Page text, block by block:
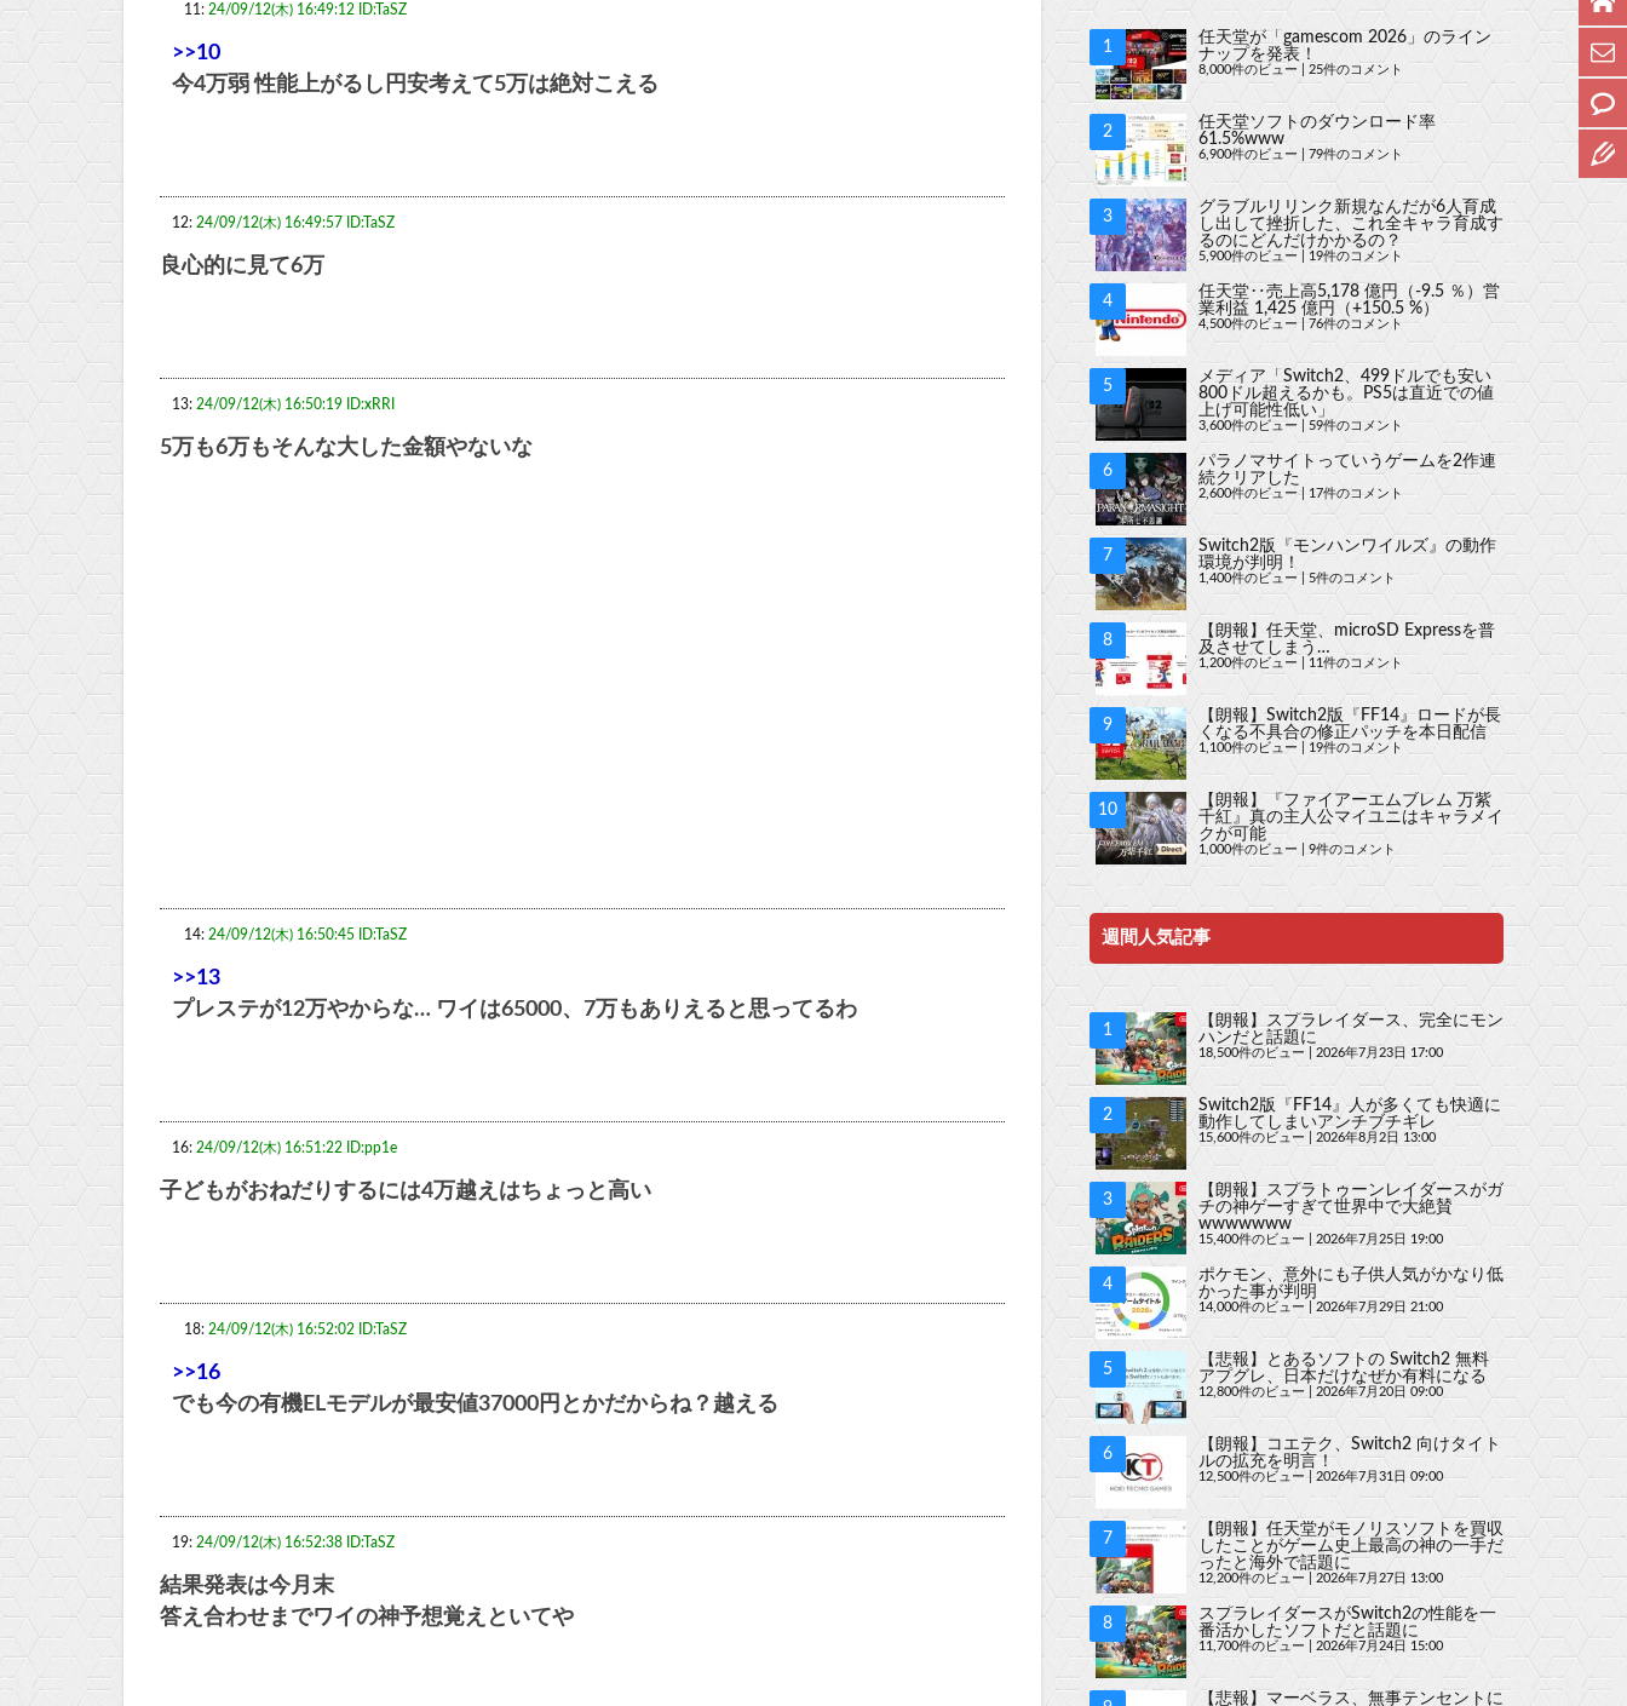
11: 24/09/12(木) 16:49:12 ID:TaSZ
>>10
今4万弱 性能上がるし円安考えて5万は絶対こえる
12: 24/09/12(木) 16:49:57 ID:TaSZ
良心的に見て6万
13: 24/09/12(木) 16:50:19 ID:xRRI
5万も6万もそんな大した金額やないな
14: 24/09/12(木) 16:50:45 ID:TaSZ
>>13
プレステが12万やからな… ワイは65000、7万もありえると思ってるわ
16: 24/09/12(木) 16:51:22 ID:pp1e
子どもがおねだりするには4万越えはちょっと高い
18: 24/09/12(木) 16:52:02 ID:TaSZ
>>16
でも今の有機ELモデルが最安値37000円とかだからね？越える
19: 24/09/12(木) 16:52:38 ID:TaSZ
結果発表は今月末
答え合わせまでワイの神予想覚えといてや
任天堂が「gamescom 2026」のライン
ナップを発表！
8,000件のビュー 25件のコメント
任天堂ソフトのダウンロード率
61.5%www
6,900件のビュー 79件のコメント
グラブルリリンク新規なんだが6人育成
し出して挫折した、これ全キャラ育成す
るのにどんだけかかるの？
5,900件のビュー 19件のコメント
任天堂‥売上高5,178 億円（-9.5 ％）営
業利益 1,425 億円（+150.5 %）
4,500件のビュー|76件のコメント
メディア「Switch2、499ドルでも安い
800ドル超えるかも。PS5は直近での値
上げ可能性低い」
3,600件のビュー 59件のコメント
パラノマサイトっていうゲームを2作連
続クリアした
2,600件のビュー| 17件のコメント
Switch2版『モンハンワイルズ』の動作
環境が判明！
1,400件のビュー| 5件のコメント
【朗報】任天堂、microSD Expressを普
及させてしまう…
1,200件のビュー 11件のコメント
【朗報】Switch2版『FF14』ロードが長
くなる不具合の修正パッチを本日配信
1,100件のビュー 19件のコメント
【朗報】『ファイアーエムブレム 万紫
千紅』真の主人公マイユニはキャラメイ
クが可能
1,000件のビュー 9件のコメント
週間人気記事
【朗報】スプラレイダース、完全にモン
ハンだと話題に
18,500件のビュー 2026年7月23日 17:00
Switch2版『FF14』人が多くても快適に
動作してしまいアンチブチギレ
15,600件のビュー 2026年8月2日 13:00
【朗報】スプラトゥーンレイダースがガ
チの神ゲーすぎて世界中で大絶賛
wwwwwww
15,400件のビュー 2026年7月25日 19:00
ポケモン、意外にも子供人気がかなり低
かった事が判明
14,000件のビュー 2026年7月29日 21:00
【悲報】とあるソフトの Switch2 無料
アプグレ、日本だけなぜか有料になる
12,800件のビュー 2026年7月20日 09:00
【朗報】コエテク、Switch2 向けタイト
ルの拡充を明言！
12,500件のビュー|2026年7月31日 09:00
【朗報】任天堂がモノリスソフトを買収
したことがゲーム史上最高の神の一手だ
ったと海外で話題に
12,200件のビュー |2026年7月27日 13:00
スプラレイダースがSwitch2の性能を一
番活かしたソフトだと話題に
11,700件のビュー 2026年7月24日 15:00
【悲報】マーベラス、無事テンセントに